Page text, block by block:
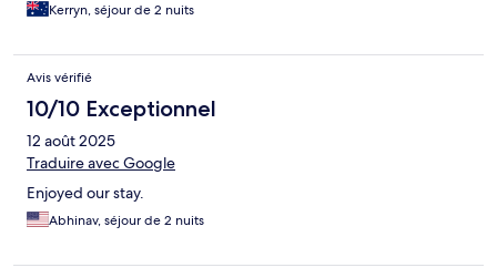
Kerryn, séjour de 2 nuits
Avis vérifié
10/10 Exceptionnel
12 août 2025
Traduire avec Google
Enjoyed our stay.
Abhinav, séjour de 2 nuits